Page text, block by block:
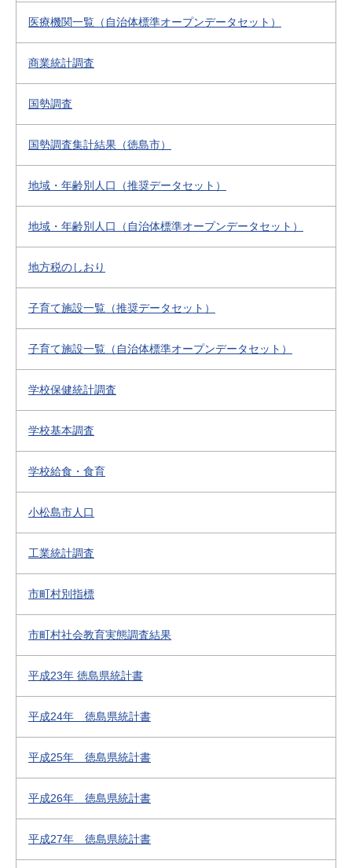
医療機関一覧（自治体標準オープンデータセット）
商業統計調査
国勢調査
国勢調査集計結果（徳島市）
地域・年齢別人口（推奨データセット）
地域・年齢別人口（自治体標準オープンデータセット）
地方税のしおり
子育て施設一覧（推奨データセット）
子育て施設一覧（自治体標準オープンデータセット）
学校保健統計調査
学校基本調査
学校給食・食育
小松島市人口
工業統計調査
市町村別指標
市町村社会教育実態調査結果
平成23年 徳島県統計書
平成24年 徳島県統計書
平成25年 徳島県統計書
平成26年 徳島県統計書
平成27年 徳島県統計書